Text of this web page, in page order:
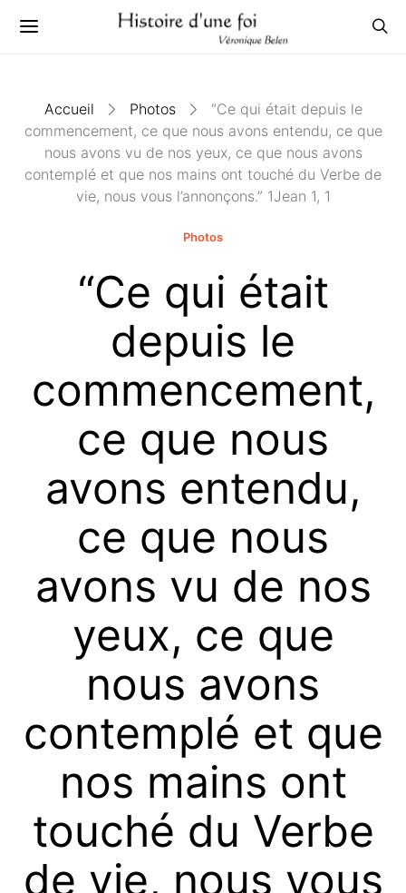
Accueil Photos
“Ce qui était depuis le
commencement, ce que nous avons entendu, ce que
nous avons vu de nos yeux, ce que nous avons
contemplé et que nos mains ont touché du Verbe de
vie, nous vous l’annonçons.” 1Jean 1, 1
Photos
“Ce qui était
depuis le
commencement,
ce que nous
avons entendu,
ce que nous
avons vu de nos
yeux, ce que
nous avons
contemplé et que
nos mains ont
touché du Verbe
de vie, nous vous